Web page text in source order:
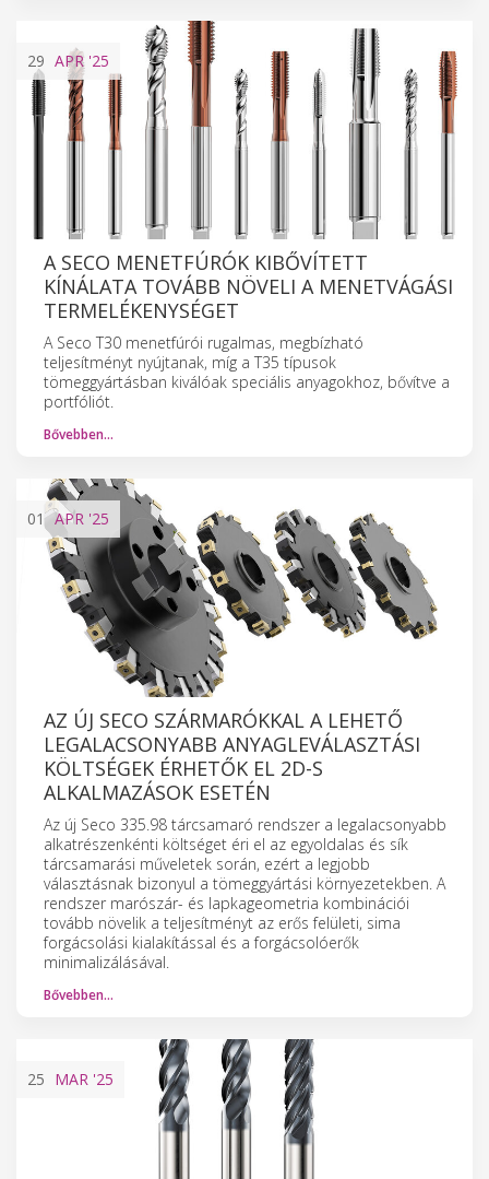
29 APR '25
A SECO MENETFÚRÓK KIBŐVÍTETT
KÍNÁLATA TOVÁBB NÖVELI A MENETVÁGÁSI
TERMELÉKENYSÉGET
A Seco T30 menetfúrói rugalmas, megbízható
teljesítményt nyújtanak, míg a T35 típusok
tömeggyártásban kiválóak speciális anyagokhoz, bővítve a
portfóliót.
Bővebben…
01 APR '25
AZ ÚJ SECO SZÁRMARÓKKAL A LEHETŐ
LEGALACSONYABB ANYAGLEVÁLASZTÁSI
KÖLTSÉGEK ÉRHETŐK EL 2D-S
ALKALMAZÁSOK ESETÉN
Az új Seco 335.98 tárcsamaró rendszer a legalacsonyabb
alkatrészenkénti költséget éri el az egyoldalas és sík
tárcsamarási műveletek során, ezért a legjobb
választásnak bizonyul a tömeggyártási környezetekben. A
rendszer marószár- és lapkageometria kombinációi
tovább növelik a teljesítményt az erős felületi, sima
forgácsolási kialakítással és a forgácsolóerők
minimalizálásával.
Bővebben…
25 MAR '25